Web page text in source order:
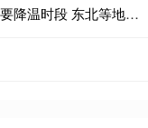
股票配资炒股官网 中东部明起进入寒潮主要降温时段 东北等地降雪来袭